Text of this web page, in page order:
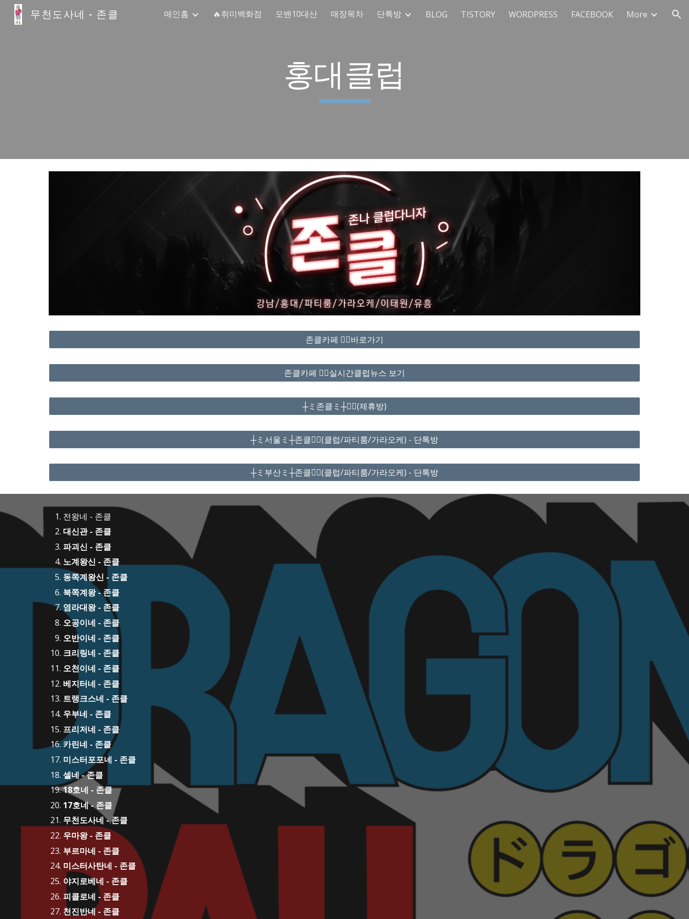
Skip to main content Skip to navigation
무천도사네 - 존클 메인홈 🔥취미백화점 모밴10대산 매장목차 단톡방 BLOG TISTORY WORDPRESS FACEBOOK More
홍대클럽
존클카페 ❤️‍🔥바로가기
존클카페 ❤️‍🔥실시간클럽뉴스 보기
┼ミ존클ミ┼❤️‍🔥(제휴방)
┼ミ서울ミ┼존클❤️‍🔥(클럽/파티룸/가라오케) - 단톡방
┼ミ부산ミ┼존클❤️‍🔥(클럽/파티룸/가라오케) - 단톡방
전왕네 - 존클
대신관 - 존클
파괴신 - 존클
노계왕신 - 존클
동쪽계왕신 - 존클
북쪽계왕 - 존클
염라대왕 - 존클
오공이네 - 존클
오반이네 - 존클
크리링네 - 존클
오천이네 - 존클
베지터네 - 존클
트랭크스네 - 존클
우부네 - 존클
프리저네 - 존클
카린네 - 존클
미스터포포네 - 존클
셀네 - 존클
18호네 - 존클
17호네 - 존클
무천도사네 - 존클
우마왕 - 존클
부르마네 - 존클
미스터사탄네 - 존클
야지로베네 - 존클
피콜로네 - 존클
천진반네 - 존클